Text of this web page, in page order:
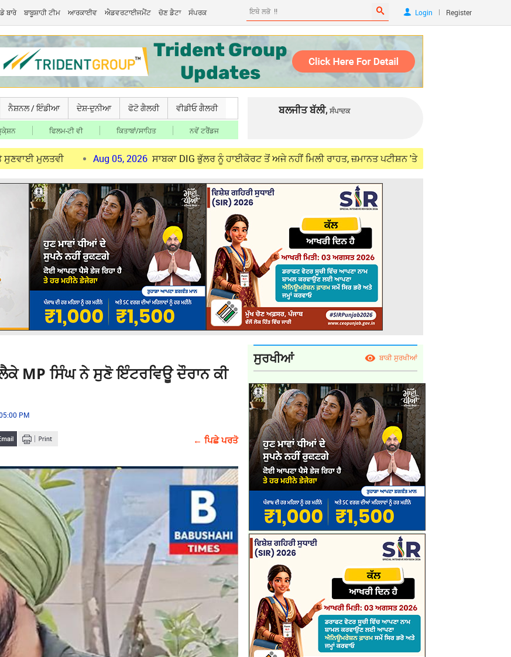
ਬਾਰੇ ਬਾਬੂਸ਼ਾਹੀ ਟੀਮ ਆਰਕਾਈਵ ਐਡਵਰਟਾਈਜਮੈਂਟ ਚੋਣ ਡੈਟਾ ਸੰਪਰਕ Login | Register
ਨੈਸ਼ਨਲ / ਇੰਡੀਆ ਦੇਸ਼-ਦੁਨੀਆ ਫੋਟੋ ਗੈਲਰੀ ਵੀਡੀਓ ਗੈਲਰੀ
ਫਿਲਮ-ਟੀ ਵੀ ਕਿਤਾਬਾਂ/ਸਾਹਿਤ ਨਵੇਂ ਟਰੈਂਡਜ
ਬਲਜੀਤ ਬੱਲੀ, ਸੰਪਾਦਕ
Aug 05, 2026 ਸਾਬਕਾ DIG ਭੁੱਲਰ ਨੂੰ ਹਾਈਕੋਰਟ ਤੋਂ ਅਜੇ ਨਹੀਂ ਮਿਲੀ ਰਾਹਤ, ਜ਼ਮਾਨਤ ਪਟੀਸ਼ਨ 'ਤੇ ਫ਼ੈਸਲਾ ਰਿਜ਼ਰਵ
MP ਸਿੰਘ ਨੇ ਸੁਣੋ ਇੰਟਰਵਿਊ ਦੌਰਾਨ ਕੀ
PM
← ਪਿਛੇ ਪਰਤੋ
ਸੁਰਖੀਆਂ ਬਾਕੀ ਸੁਰਖੀਆਂ